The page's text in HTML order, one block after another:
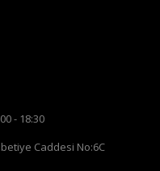
- 18:30
Caddesi No:6C